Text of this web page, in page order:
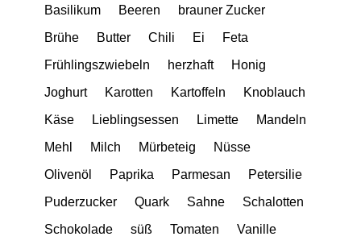
Basilikum
Beeren
brauner Zucker
Brühe
Butter Chili Ei
Feta
Frühlingszwiebeln
herzhaft
Honig
Joghurt
Karotten Kartoffeln
Knoblauch
Käse
Lieblingsessen Limette
Mandeln
Mehl
Milch Mürbeteig
Nüsse
Olivenöl
Paprika Parmesan
Petersilie
Puderzucker
Quark Sahne
Schalotten
Schokolade
süß Tomaten
Vanille